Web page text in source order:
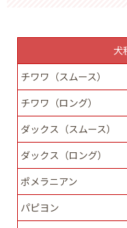
犬
チワワ（スムース）
チワワ（ロング）
ダックス（スムース）
ダックス（ロング）
ポメラニアン
パピヨン